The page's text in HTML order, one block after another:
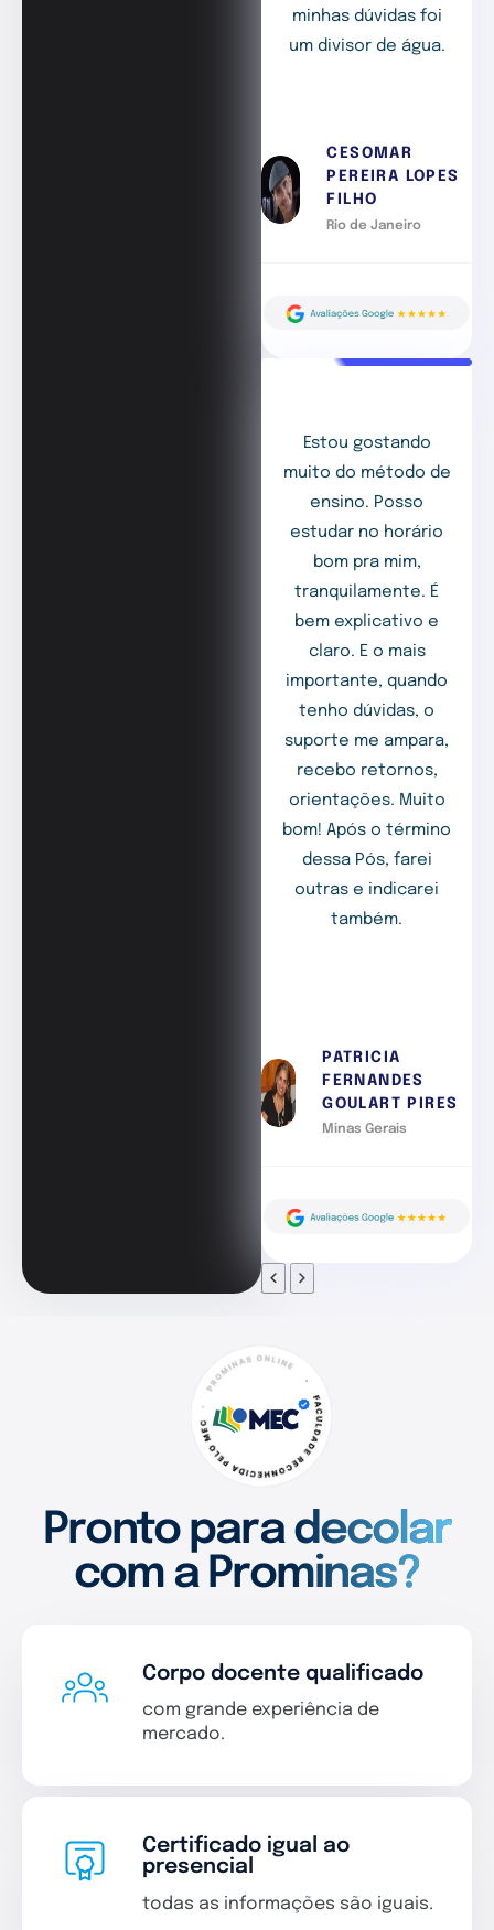
minhas dúvidas foi
um divisor de água.
CESOMAR
PEREIRA LOPES
FILHO
Rio de Janeiro
Estou gostando
muito do método de
ensino. Posso
estudar no horário
bom pra mim,
tranquilamente. É
bem explicativo e
claro. E o mais
importante, quando
tenho dúvidas, o
suporte me ampara,
recebo retornos,
orientações. Muito
bom! Após o término
dessa Pós, farei
outras e indicarei
também.
PATRICIA
FERNANDES
GOULART PIRES
Minas Gerais
Pronto para decolar
com a Prominas?
Corpo docente qualificado
com grande experiência de
mercado.
Certificado igual ao
presencial
todas as informações são iguais.